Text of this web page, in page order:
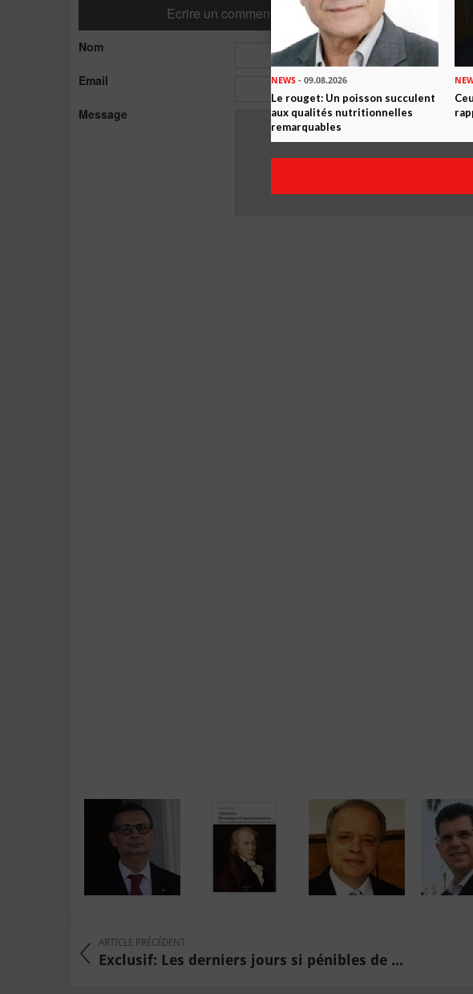
Ecrire un commentaire
Nom
Email
Message
ARTICLE PRÉCÉDENT
Exclusif: Les derniers jours si pénibles de ...
NEWS - 09.08.2026
Le rouget: Un poisson succulent
aux qualités nutritionnelles
remarquables